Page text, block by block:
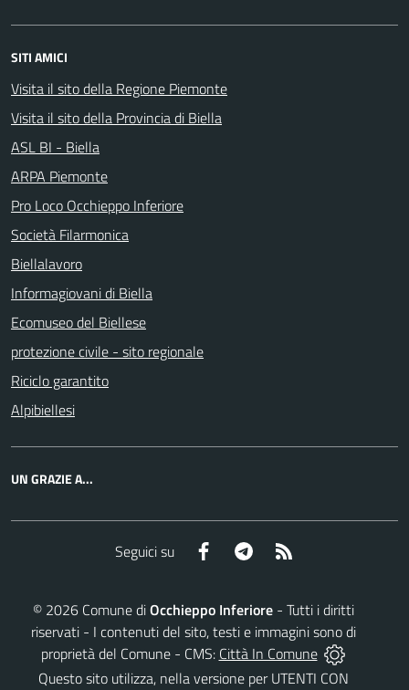
SITI AMICI
Visita il sito della Regione Piemonte
Visita il sito della Provincia di Biella
ASL BI - Biella
ARPA Piemonte
Pro Loco Occhieppo Inferiore
Società Filarmonica
Biellalavoro
Informagiovani di Biella
Ecomuseo del Biellese
protezione civile - sito regionale
Riciclo garantito
Alpibiellesi
UN GRAZIE A...
Seguici su Facebook Telegram
© 2026 Comune diOcchieppo Inferiore - Tutti i diritti
riservati - I contenuti del sito, testi e immagini sono di
proprietà del Comune - CMS: Città In Comune
Questo sito utilizza, nella versione per UTENTI CON